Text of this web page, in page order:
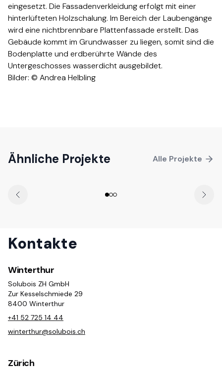
eingesetzt. Die Fassadenverkleidung erfolgt mit einer
hinterlüfteten Holzschalung. Im Bereich der Laubengänge
wird eine nichtbrennbare Plattenfassade erstellt. Das
Gebäude kommt im Grundwasser zu liegen, somit sind die
Bodenplatte und erdberührte Wände des
Untergeschosses wasserdicht ausgebildet.​​​​‌ ‍ ​‍​‍‌‍ ‌ ​‍‌‍‍‌‌‍‌ ‌‍‍‌‌‍ ‍​‍​‍​ ‍‍​‍​‍‌ ​ ‌‍​‌‌‍ ‍‌‍‍‌‌ ‌​‌ ‍‌​‍ ‍‌‍‍‌‌‍ ​‍​‍​‍ ​​‍​‍‌‍‍​‌ ​‍‌‍‌‌‌‍‌‍​‍​‍​ ‍‍​‍​‍‌‍‍​‌ ‌​‌ ‌​‌ ​​​ ‍‍​‍ ​‍ ‌‍ ​‌‍ ‌‍​ ‌‍​‌‌‍ ​‌‍‍​‌‍ ‌ ​ ‌ ‌​​ ‍‍​ ​ ​ ​ ​ ​ ​ ​ ​‍ ‌‍‍‌‌‍ ‍‌ ‌​‌‍‌‌‌‍ ‍‌ ‌​​‍ ‌‍‌‌‌‍‌​‌‍‍‌‌ ‌​​‍ ‌‍ ‌‌‍ ‌‍‌​‌‍‌‌​ ‌‌ ​​‌ ​‍‌‍‌‌‌ ​ ‌‍‌‌‌‍ ‍‌ ‌​‌‍​‌‌ ‌​‌‍‍‌‌‍ ‌‍ ‍​ ‍ ‌‍‍‌‌‍‌​​ ‌​ ‌‍‌‍​‌‌‍​‌​ ‍​​ ​ ​ ‌‍​ ‌​​ ​​​‍ ‌​ ‍​‌‍‌​​ ‍‌‌‍​‍​‍ ‌​ ‌​​ ‍​​ ‌‍‌‍‌‌​‍ ‌​ ‍‌‌‍​‌‌‍‌‍‌‍‌​​‍ ‌‌‍‌​​ ‍​​ ​‍​ ‍​​ ​​‌‍​‍​ ‌‌​ ‍‌​ ‍‌​ ‌‌​ ‌‌​ ‍​​ ‍ ‌ ‌​‌ ‍‌‌ ​​‌‍‌‌​ ‌‌ ​​‌ ​‍‌‍ ‌‍‍‍‌‍‌‌‌‍​ ‌ ‌​​ ‍ ‌ ​​‌‍​‌‌ ‌​‌‍‍​​ ‌‌‍‌​‌‍‌‌‌ ​ ‌‍​ ‌ ​‍‌‍‍‌‌ ​​‌ ‌​‌‍‍‌‌‍ ‌‍ ‍​‍‌‌​ ‌‌‌​​‍‌‌ ‌‍‍ ‌‍‌‌‌ ‍‌​‍‌‌​ ​ ‌​‌​​‍‌‌​ ​ ‌​‌​​‍‌‌​ ​‍​ ​‍‌‍‌​‌‍‌‌​‍‌‌​ ​‍​ ​‍​‍‌‌​ ‌‌‌​‌​​‍ ‍‌ ‌‍‌‍​‌‌‍ ​‌ ‌‌‌‍‌‌​‍‌‌​ ‌‌‌​​‍‌‌ ‌‍‍ ‌‍‌‌‌ ‍‌​‍‌‌​ ​ ‌​‌​​‍‌‌​ ​ ‌​‌​​‍‌‌​ ​‍​ ​‍‌‍​‍‌‍ ​‌‍ ‌‍​ ‌‍‍ ​‍ ‌​ ​​​‍‌‌​ ​‍​ ​‍​‍‌‌​ ‌‌‌​‌​​‍ ‍‌‍​ ‌‍‍​‌‍‍‌‌‍ ​‌‍‌​‌ ​‍‌‍‌‌‌‍ ‍​‍‌‌​ ‌‌‌​​‍‌‌ ‌‍‍ ‌‍‌‌‌ ‍‌​‍‌‌​ ​ ‌​‌​​‍‌‌​ ​ ‌​‌​​‍‌‌​ ​‍​ ​‍‌ ​ ‌ ​​‌‍​‌‌‍ ‍​‍ ‌​ ​​​‍‌‌​ ​‍​ ​‍​‍‌‌​ ‌‌‌​‌​​‍ ‍‌ ‌​‌‍‌‌‌ ‍​‌ ‌​​ ‌‍​‍‌‍​‌‌ ​ ‌‍‌‌‌‌‌‌‌ ​‍‌‍ ​​ ‌‌‍‍​‌ ‌​‌ ‌​‌ ​​​‍‌‌​ ​ ‌​​‌​‍‌‌​ ​‍‌​‌‍​‍‌‌​ ​‍‌​‌‍‌‍ ​‌‍ ‌‍​ ‌‍​‌‌‍ ​‌‍‍​‌‍ ‌ ​ ‌ ‌​​‍‌‌​ ​ ‌​​‌​ ​ ​ ​ ​ ​ ​ ​ ​‍‌‍‌‍‍‌‌‍‌​​ ‌​ ‌‍‌‍​‌‌‍​‌​ ‍​​ ​ ​ ‌‍​ ‌​​ ​​​‍ ‌​ ‍​‌‍‌​​ ‍‌‌‍​‍​‍ ‌​ ‌​​ ‍​​ ‌‍‌‍‌‌​‍ ‌​ ‍‌‌‍​‌‌‍‌‍‌‍‌​​‍ ‌‌‍‌​​ ‍​​ ​‍​ ‍​​ ​​‌‍​‍​ ‌‌​ ‍‌​ ‍‌​ ‌‌​ ‌‌​ ‍​​‍‌‍‌ ‌​‌ ‍‌‌ ​​‌‍‌‌​ ‌‌ ​​‌ ​‍‌‍ ‌‍‍‍‌‍‌‌‌‍​ ‌ ‌​​‍‌‍‌ ​​‌‍​‌‌ ‌​‌‍‍​​ ‌‌‍‌​‌‍‌‌‌ ​ ‌‍​ ‌ ​‍‌‍‍‌‌ ​​‌ ‌​‌‍‍‌‌‍ ‌‍ ‍​‍‌‌​ ‌‌‌​​‍‌‌ ‌‍‍ ‌‍‌‌‌ ‍‌​‍‌‌​ ​ ‌​‌​​‍‌‌​ ​ ‌​‌​​‍‌‌​ ​‍​ ​‍‌‍‌​‌‍‌‌​‍‌‌​ ​‍​ ​‍​‍‌‌​ ‌‌‌​‌​​‍ ‍‌ ‌‍‌‍​‌‌‍ ​‌ ‌‌‌‍‌‌​‍‌‌​ ‌‌‌​​‍‌‌ ‌‍‍ ‌‍‌‌‌ ‍‌​‍‌‌​ ​ ‌​‌​​‍‌‌​ ​ ‌​‌​​‍‌‌​ ​‍​ ​‍‌‍​‍‌‍ ​‌‍ ‌‍​ ‌‍‍ ​‍ ‌​ ​​​‍‌‌​ ​‍​ ​‍​‍‌‌​ ‌‌‌​‌​​‍ ‍‌‍​ ‌‍‍​‌‍‍‌‌‍ ​‌‍‌​‌ ​‍‌‍‌‌‌‍ ‍​‍‌‌​ ‌‌‌​​‍‌‌ ‌‍‍ ‌‍‌‌‌ ‍‌​‍‌‌​ ​ ‌​‌​​‍‌‌​ ​ ‌​‌​​‍‌‌​ ​‍​ ​‍‌ ​ ‌ ​​‌‍​‌‌‍ ‍​‍ ‌​ ​​​‍‌‌​ ​‍​ ​‍​‍‌‌​ ‌‌‌​‌​​‍ ‍‌ ‌​‌‍‌‌‌ ‍​‌ ‌​​‍‌‍‌ ​​‌‍‌‌‌ ​‍‌ ​ ‌ ​​‌‍‌‌‌‍​ ‌ ‌​‌‍‍‌‌ ‌‍‌‍‌‌​ ‌‌ ​​‌ ‌‌‌‍​‍‌‍ ​‌‍‍‌‌ ​ ‌‍‍​‌‍‌‌‌‍‌​​‍​‍‌ ‌
Bilder: © Andrea Helbling​​​​‌ ‍ ​‍​‍‌‍ ‌ ​‍‌‍‍‌‌‍‌ ‌‍‍‌‌‍ ‍​‍​‍​ ‍‍​‍​‍‌ ​ ‌‍​‌‌‍ ‍‌‍‍‌‌ ‌​‌ ‍‌​‍ ‍‌‍‍‌‌‍ ​‍​‍​‍ ​​‍​‍‌‍‍​‌ ​‍‌‍‌‌‌‍‌‍​‍​‍​ ‍‍​‍​‍‌‍‍​‌ ‌​‌ ‌​‌ ​​​ ‍‍​‍ ​‍ ‌‍ ​‌‍ ‌‍​ ‌‍​‌‌‍ ​‌‍‍​‌‍ ‌ ​ ‌ ‌​​ ‍‍​ ​ ​ ​ ​ ​ ​ ​ ​‍ ‌‍‍‌‌‍ ‍‌ ‌​‌‍‌‌‌‍ ‍‌ ‌​​‍ ‌‍‌‌‌‍‌​‌‍‍‌‌ ‌​​‍ ‌‍ ‌‌‍ ‌‍‌​‌‍‌‌​ ‌‌ ​​‌ ​‍‌‍‌‌‌ ​ ‌‍‌‌‌‍ ‍‌ ‌​‌‍​‌‌ ‌​‌‍‍‌‌‍ ‌‍ ‍​ ‍ ‌‍‍‌‌‍‌​​ ‌​ ‌‍‌‍​‌‌‍​‌​ ‍​​ ​ ​ ‌‍​ ‌​​ ​​​‍ ‌​ ‍​‌‍‌​​ ‍‌‌‍​‍​‍ ‌​ ‌​​ ‍​​ ‌‍‌‍‌‌​‍ ‌​ ‍‌‌‍​‌‌‍‌‍‌‍‌​​‍ ‌‌‍‌​​ ‍​​ ​‍​ ‍​​ ​​‌‍​‍​ ‌‌​ ‍‌​ ‍‌​ ‌‌​ ‌‌​ ‍​​ ‍ ‌ ‌​‌ ‍‌‌ ​​‌‍‌‌​ ‌‌ ​​‌ ​‍‌‍ ‌‍‍‍‌‍‌‌‌‍​ ‌ ‌​​ ‍ ‌ ​​‌‍​‌‌ ‌​‌‍‍​​ ‌‌‍‌​‌‍‌‌‌ ​ ‌‍​ ‌ ​‍‌‍‍‌‌ ​​‌ ‌​‌‍‍‌‌‍ ‌‍ ‍​‍‌‌​ ‌‌‌​​‍‌‌ ‌‍‍ ‌‍‌‌‌ ‍‌​‍‌‌​ ​ ‌​‌​​‍‌‌​ ​ ‌​‌​​‍‌‌​ ​‍​ ​‍‌‍‌​‌‍‌‌​‍‌‌​ ​‍​ ​‍​‍‌‌​ ‌‌‌​‌​​‍ ‍‌ ‌‍‌‍​‌‌‍ ​‌ ‌‌‌‍‌‌​‍‌‌​ ‌‌‌​​‍‌‌ ‌‍‍ ‌‍‌‌‌ ‍‌​‍‌‌​ ​ ‌​‌​​‍‌‌​ ​ ‌​‌​​‍‌‌​ ​‍​ ​‍​ ‌‍‌‍‌​‌‍​ ​ ​​​ ‌ ‌‍​‌​ ‌‌​ ‍​​ ‌​​ ‌ ​ ‌ ​ ‍‌​‍‌‌​ ​‍​ ​‍​‍‌‌​ ‌‌‌​‌​​‍ ‍‌‍​ ‌‍‍​‌‍‍‌‌‍ ​‌‍‌​‌ ​‍‌‍‌‌‌‍ ‍​‍‌‌​ ‌‌‌​​‍‌‌ ‌‍‍ ‌‍‌‌‌ ‍‌​‍‌‌​ ​ ‌​‌​​‍‌‌​ ​ ‌​‌​​‍‌‌​ ​‍​ ​‍​ ‌ ​ ​‌‌‍‌‌‌‍​‍​ ‍​‌‍‌‍​ ‌ ‌‍​‌​ ​ ​ ‌​​ ‌​‌‍‌‍​‍‌‌​ ​‍​ ​‍​‍‌‌​ ‌‌‌​‌​​‍ ‍‌ ‌​‌‍‌‌‌ ‍​‌ ‌​​ ‌‍​‍‌‍​‌‌ ​ ‌‍‌‌‌‌‌‌‌ ​‍‌‍ ​​ ‌‌‍‍​‌ ‌​‌ ‌​‌ ​​​‍‌‌​ ​ ‌​​‌​‍‌‌​ ​‍‌​‌‍​‍‌‌​ ​‍‌​‌‍‌‍ ​‌‍ ‌‍​ ‌‍​‌‌‍ ​‌‍‍​‌‍ ‌ ​ ‌ ‌​​‍‌‌​ ​ ‌​​‌​ ​ ​ ​ ​ ​ ​ ​ ​‍‌‍‌‍‍‌‌‍‌​​ ‌​ ‌‍‌‍​‌‌‍​‌​ ‍​​ ​ ​ ‌‍​ ‌​​ ​​​‍ ‌​ ‍​‌‍‌​​ ‍‌‌‍​‍​‍ ‌​ ‌​​ ‍​​ ‌‍‌‍‌‌​‍ ‌​ ‍‌‌‍​‌‌‍‌‍‌‍‌​​‍ ‌‌‍‌​​ ‍​​ ​‍​ ‍​​ ​​‌‍​‍​ ‌‌​ ‍‌​ ‍‌​ ‌‌​ ‌‌​ ‍​​‍‌‍‌ ‌​‌ ‍‌‌ ​​‌‍‌‌​ ‌‌ ​​‌ ​‍‌‍ ‌‍‍‍‌‍‌‌‌‍​ ‌ ‌​​‍‌‍‌ ​​‌‍​‌‌ ‌​‌‍‍​​ ‌‌‍‌​‌‍‌‌‌ ​ ‌‍​ ‌ ​‍‌‍‍‌‌ ​​‌ ‌​‌‍‍‌‌‍ ‌‍ ‍​‍‌‌​ ‌‌‌​​‍‌‌ ‌‍‍ ‌‍‌‌‌ ‍‌​‍‌‌​ ​ ‌​‌​​‍‌‌​ ​ ‌​‌​​‍‌‌​ ​‍​ ​‍‌‍‌​‌‍‌‌​‍‌‌​ ​‍​ ​‍​‍‌‌​ ‌‌‌​‌​​‍ ‍‌ ‌‍‌‍​‌‌‍ ​‌ ‌‌‌‍‌‌​‍‌‌​ ‌‌‌​​‍‌‌ ‌‍‍ ‌‍‌‌‌ ‍‌​‍‌‌​ ​ ‌​‌​​‍‌‌​ ​ ‌​‌​​‍‌‌​ ​‍​ ​‍​ ‌‍‌‍‌​‌‍​ ​ ​​​ ‌ ‌‍​‌​ ‌‌​ ‍​​ ‌​​ ‌ ​ ‌ ​ ‍‌​‍‌‌​ ​‍​ ​‍​‍‌‌​ ‌‌‌​‌​​‍ ‍‌‍​ ‌‍‍​‌‍‍‌‌‍ ​‌‍‌​‌ ​‍‌‍‌‌‌‍ ‍​‍‌‌​ ‌‌‌​​‍‌‌ ‌‍‍ ‌‍‌‌‌ ‍‌​‍‌‌​ ​ ‌​‌​​‍‌‌​ ​ ‌​‌​​‍‌‌​ ​‍​ ​‍​ ‌ ​ ​‌‌‍‌‌‌‍​‍​ ‍​‌‍‌‍​ ‌ ‌‍​‌​ ​ ​ ‌​​ ‌​‌‍‌‍​‍‌‌​ ​‍​ ​‍​‍‌‌​ ‌‌‌​‌​​‍ ‍‌ ‌​‌‍‌‌‌ ‍​‌ ‌​​‍‌‍‌ ​​‌‍‌‌‌ ​‍‌ ​ ‌ ​​‌‍‌‌‌‍​ ‌ ‌​‌‍‍‌‌ ‌‍‌‍‌‌​ ‌‌ ​​‌ ‌‌‌‍​‍‌‍ ​‌‍‍‌‌ ​ ‌‍‍​‌‍‌‌‌‍‌​​‍​‍‌ ‌
Ähnliche Projekte Alle Projekte
Kontakte
Winterthur
Solubois ZH GmbH
Zur Kesselschmiede 29
8400 Winterthur
+41 52 725 14 44
winterthur@solubois.ch
Zürich